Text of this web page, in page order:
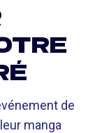
de
manga